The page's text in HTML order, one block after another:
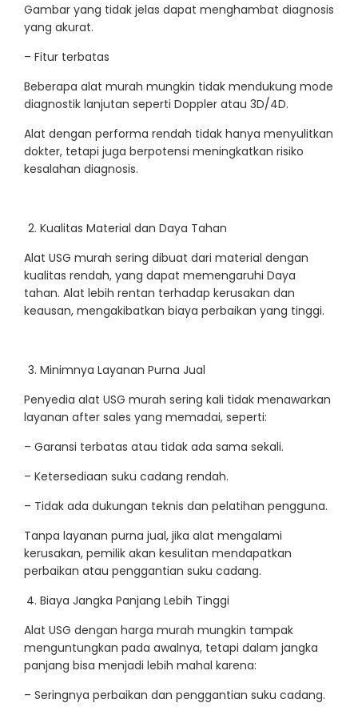
Gambar yang tidak jelas dapat menghambat diagnosis
yang akurat.
– Fitur terbatas
Beberapa alat murah mungkin tidak mendukung mode
diagnostik lanjutan seperti Doppler atau 3D/4D.
Alat dengan performa rendah tidak hanya menyulitkan
dokter, tetapi juga berpotensi meningkatkan risiko
kesalahan diagnosis.
Kualitas Material dan Daya Tahan
Alat USG murah sering dibuat dari material dengan
kualitas rendah, yang dapat memengaruhi Daya
tahan. Alat lebih rentan terhadap kerusakan dan
keausan, mengakibatkan biaya perbaikan yang tinggi.
Minimnya Layanan Purna Jual
Penyedia alat USG murah sering kali tidak menawarkan
layanan after sales yang memadai, seperti:
– Garansi terbatas atau tidak ada sama sekali.
– Ketersediaan suku cadang rendah.
– Tidak ada dukungan teknis dan pelatihan pengguna.
Tanpa layanan purna jual, jika alat mengalami
kerusakan, pemilik akan kesulitan mendapatkan
perbaikan atau penggantian suku cadang.
Biaya Jangka Panjang Lebih Tinggi
Alat USG dengan harga murah mungkin tampak
menguntungkan pada awalnya, tetapi dalam jangka
panjang bisa menjadi lebih mahal karena:
– Seringnya perbaikan dan penggantian suku cadang.